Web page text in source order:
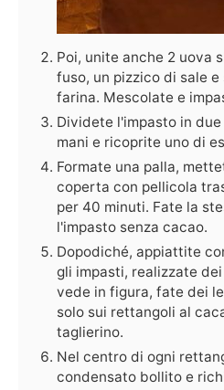
Poi, unite anche 2 uova
fuso, un pizzico di sale
farina. Mescolate e
Dividete l'impasto in
mani e ricoprite uno di
Formate una palla,
coperta con pellicola
per 40 minuti. Fate la
l'impasto senza cacao.
Dopodiché, appiattite
gli impasti, realizzate
vede in figura, fate dei
solo sui rettangoli al
taglierino.
Nel centro di ogni
condensato bollito e